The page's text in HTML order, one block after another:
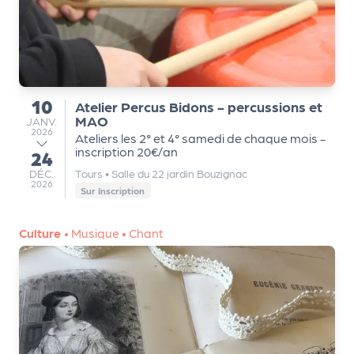
du
10
JANVIER
JANV.
2026
au
24
DÉCEMBRE
DÉC.
2026
Atelier Percus Bidons - percussions et
MAO
Ateliers les 2° et 4° samedi de chaque mois -
inscription 20€/an
Tours • Salle du 22 jardin Bouzignac
Sur Inscription
Culture • Musique • Chant
m
e
n
A
n
n
u
e
d
e
s
o
r
g